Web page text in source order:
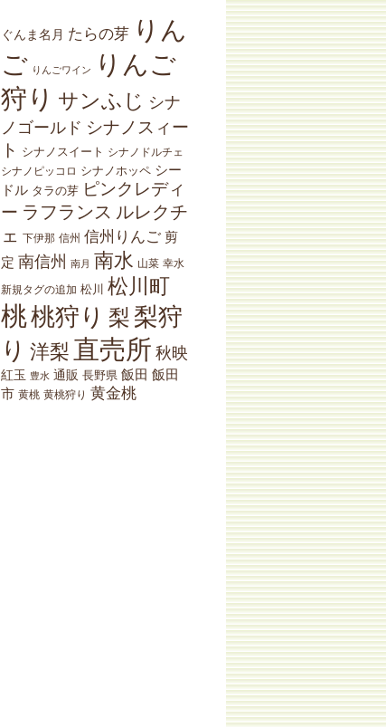
ぐんま名月 たらの芽 りん
ご りんごワイン
りんご
狩り サンふじ シナ
ノゴールド シナノスィー
ト シナノスイート シナノドルチェ
シナノピッコロ シナノホッペ シー
ドル タラの芽 ピンクレディ
ー ラフランス ルレクチ
ェ 下伊那 信州 信州りんご 剪
定 南信州 南月 南水 山菜 幸水
新規タグの追加 松川 松川町
桃桃狩り 梨 梨狩
り 洋梨 直売所 秋映
紅玉 豊水 通販 長野県 飯田 飯田
市 黄桃 黄桃狩り 黄金桃